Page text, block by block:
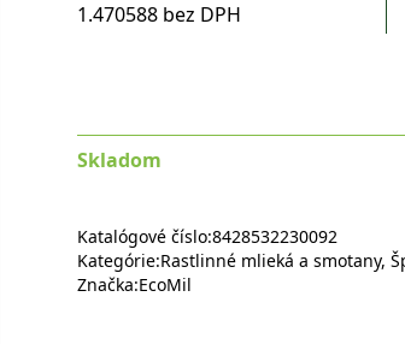
1.470588 bez DPH
Skladom
Katalógové číslo:8428532230092
Kategórie:Rastlinné mlieká a smotany,
Značka:EcoMil